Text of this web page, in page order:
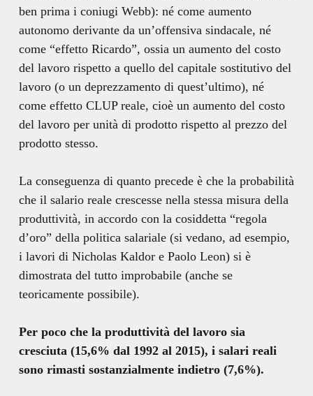
ben prima i coniugi Webb): né come aumento
autonomo derivante da un’offensiva sindacale, né
come “effetto Ricardo”, ossia un aumento del costo
del lavoro rispetto a quello del capitale sostitutivo del
lavoro (o un deprezzamento di quest’ultimo), né
come effetto CLUP reale, cioè un aumento del costo
del lavoro per unità di prodotto rispetto al prezzo del
prodotto stesso.
La conseguenza di quanto precede è che la probabilità
che il salario reale crescesse nella stessa misura della
produttività, in accordo con la cosiddetta “regola
d’oro” della politica salariale (si vedano, ad esempio,
i lavori di Nicholas Kaldor e Paolo Leon) si è
dimostrata del tutto improbabile (anche se
teoricamente possibile).
Per poco che la produttività del lavoro sia
cresciuta (15,6% dal 1992 al 2015), i salari reali
sono rimasti sostanzialmente indietro (7,6%).